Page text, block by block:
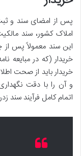
پس از امضای سند و
املاک کشور، سند
این سند معمولاً پس
خریدار (که در مبایعه
خریدار باید از صحت
و آن را با دقت
اتمام کامل فرآیند